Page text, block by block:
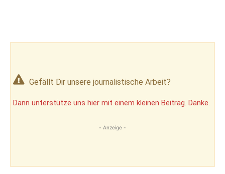
Gefällt Dir unsere journalistische Arbeit?
Dann unterstütze uns hier mit einem kleinen Beitrag. Danke.
- Anzeige -